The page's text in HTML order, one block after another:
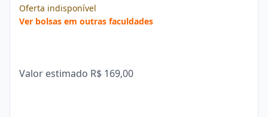
Oferta indisponível
Ver bolsas em outras faculdades
Valor estimado R$ 169,00